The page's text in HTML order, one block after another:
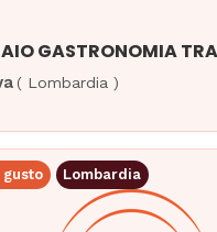
GASTRONOMIA
( Lombardia )
gusto Lombardia